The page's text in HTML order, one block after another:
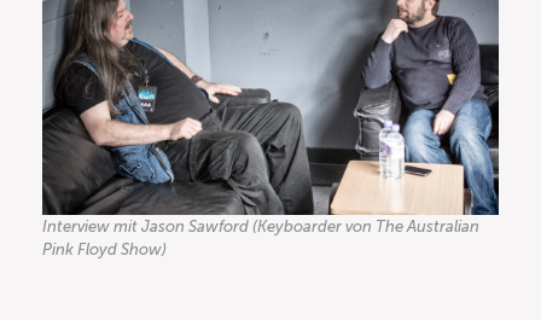
Interview mit Jason Sawford (Keyboarder von The Australian
Pink Floyd Show)